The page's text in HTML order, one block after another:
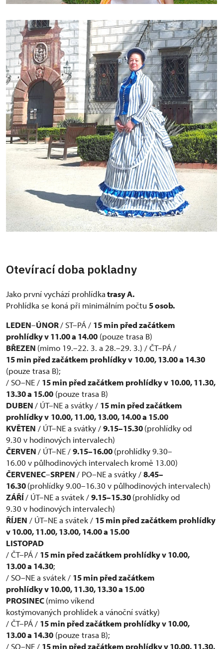
Otevírací doba pokladny
Jako první vychází prohlídkatrasy A.
Prohlídka se koná při minimálním počtu 5 osob.
LEDEN–ÚNOR/ ST–PÁ / 15 min před začátkem
prohlídky v 11.00 a 14.00 (pouze trasa B)
BŘEZEN (mimo 19.–22. 3. a 28.–29. 3.) / ČT–PÁ /
15 min před začátkem prohlídky v 10.00, 13.00 a 14.30
(pouze trasa B);
/ SO–NE / 15 min před začátkem prohlídky v 10.00, 11.30,
13.30 a 15.00 (pouze trasa B)
DUBEN / ÚT–NE a svátky / 15 min před začátkem
prohlídky v 10.00, 11.00, 13.00, 14.00 a 15.00
KVĚTEN / ÚT–NE a svátky /9.15–15.30(prohlídky od
9.30 v hodinových intervalech)
ČERVEN / ÚT–NE /9.15–16.00(prohlídky 9.30–
16.00 v půlhodinových intervalech kromě 13.00)
ČERVENEC–SRPEN / PO–NE a svátky /8.45–
16.30(prohlídky 9.00–16.30 v půlhodinových intervalech)
ZÁŘÍ/ ÚT–NE a svátek /9.15–15.30(prohlídky od
9.30 v hodinových intervalech)
ŘÍJEN / ÚT–NE a svátek / 15 min před začátkem prohlídky
v10.00, 11.00, 13.00, 14.00 a 15.00
LISTOPAD
/ ČT–PÁ / 15 min před začátkem prohlídky v 10.00,
13.00 a 14.30;
/ SO–NE a svátek / 15 min před začátkem
prohlídky v 10.00, 11.30, 13.30 a 15.00
PROSINEC(mimo víkend
kostýmovaných prohlídek a vánoční svátky)
/ ČT–PÁ / 15 min před začátkem prohlídky v 10.00,
13.00 a 14.30 (pouze trasa B);
/ SO–NE / 15 min před začátkem prohlídky v 10.00, 11.30,